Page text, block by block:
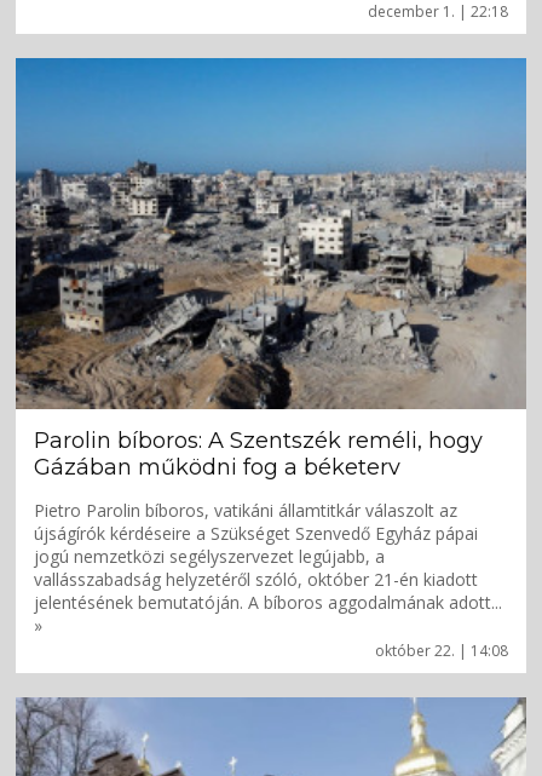
december 1. | 22:18
október 22. | 14:08
Parolin bíboros: A Szentszék reméli, hogy
Gázában működni fog a béketerv
Pietro Parolin bíboros, vatikáni államtitkár válaszolt az
újságírók kérdéseire a Szükséget Szenvedő Egyház pápai
jogú nemzetközi segélyszervezet legújabb, a
vallásszabadság helyzetéről szóló, október 21-én kiadott
jelentésének bemutatóján. A bíboros aggodalmának adott...
»